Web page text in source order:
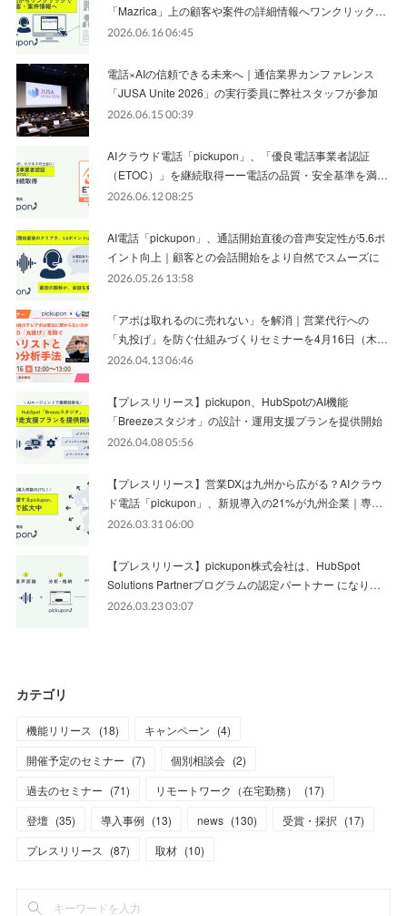
「Mazrica」上の顧客や案件の詳細情報へワンクリック…
2026.06.16 06:45
電話×AIの信頼できる未来へ｜通信業界カンファレンス
「JUSA Unite 2026」の実行委員に弊社スタッフが参加
2026.06.15 00:39
AIクラウド電話「pickupon」、「優良電話事業者認証
（ETOC）」を継続取得ーー電話の品質・安全基準を満…
2026.06.12 08:25
AI電話「pickupon」、通話開始直後の音声安定性が5.6ポ
イント向上｜顧客との会話開始をより自然でスムーズに
2026.05.26 13:58
「アポは取れるのに売れない」を解消｜営業代行への
「丸投げ」を防ぐ仕組みづくりセミナーを4月16日（木…
2026.04.13 06:46
【プレスリリース】pickupon、HubSpotのAI機能
「Breezeスタジオ」の設計・運用支援プランを提供開始
2026.04.08 05:56
【プレスリリース】営業DXは九州から広がる？AIクラウ
ド電話「pickupon」、新規導入の21%が九州企業｜専…
2026.03.31 06:00
【プレスリリース】pickupon株式会社は、HubSpot
Solutions Partnerプログラムの認定パートナー になり…
2026.03.23 03:07
カテゴリ
機能リリース (18) キャンペーン (4)
開催予定のセミナー (7) 個別相談会 (2)
過去のセミナー (71) リモートワーク（在宅勤務） (17)
登壇 (35) 導入事例 (13) news (130) 受賞・採択 (17)
プレスリリース
(87) 取材 (10)